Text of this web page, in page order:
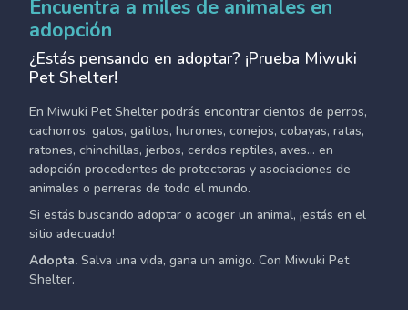
Encuentra a miles de animales en
adopción
¿Estás pensando en adoptar? ¡Prueba Miwuki
Pet Shelter!
En Miwuki Pet Shelter podrás encontrar cientos de perros,
cachorros, gatos, gatitos, hurones, conejos, cobayas, ratas,
ratones, chinchillas, jerbos, cerdos reptiles, aves... en
adopción procedentes de protectoras y asociaciones de
animales o perreras de todo el mundo.
Si estás buscando adoptar o acoger un animal, ¡estás en el
sitio adecuado!
Adopta. Salva una vida, gana un amigo. Con Miwuki Pet
Shelter.